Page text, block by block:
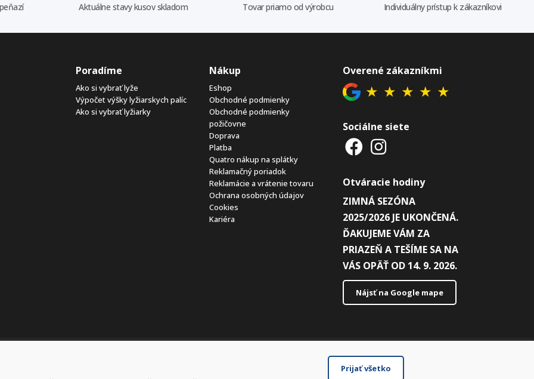
Aktuálne stavy kusov skladom Tovar priamo od výrobcu Individuálny prístup k zákazníkovi
Poradíme
Ako si vybrať lyže
Výpočet výšky lyžiarskych palíc
Ako si vybrať lyžiarky
Nákup
Eshop
Obchodné podmienky
Obchodné podmienky
požičovne
Doprava
Platba
Quatro nákup na splátky
Reklamačný poriadok
Reklamácie a vrátenie tovaru
Ochrana osobných údajov
Cookies
Kariéra
Overené zákazníkmi
★ ★ ★ ★ ★
Sociálne siete
Otváracie hodiny
ZIMNÁ SEZÓNA
2025/2026 JE UKONČENÁ.
ĎAKUJEME VÁM ZA
PRIAZEŇ A TEŠÍME SA NA
VÁS OPÄŤ OD 14. 9. 2026.
Nájsť na Google mape
Prijať všetko